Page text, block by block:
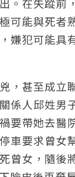
可能與死者
嫌犯可能具
，甚至成立
係人邱姓男
要帶她去醫
車要求曾女
曾女，隨後